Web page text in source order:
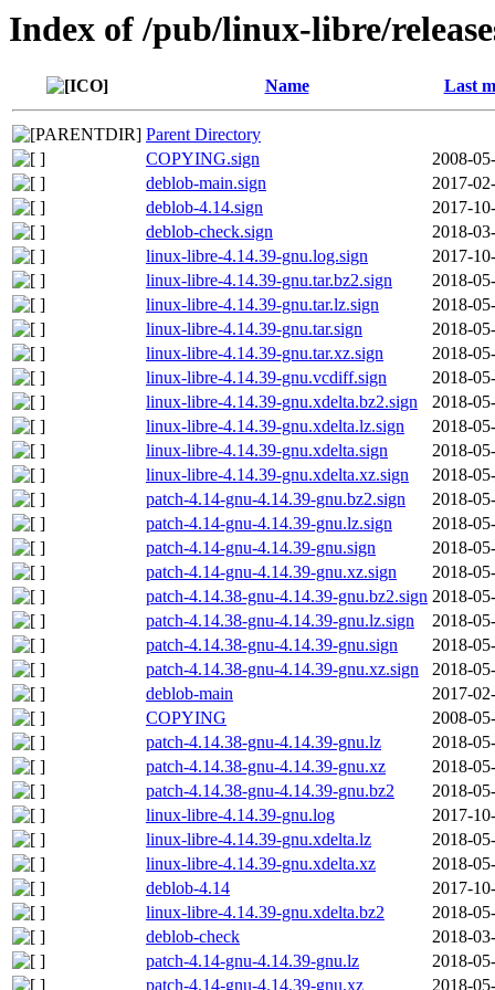
Index of /pub/linux-libre/
Name Last
Parent Directory
COPYING.sign
2008-
deblob-main.sign
2017-
deblob-4.14.sign
2017-
deblob-check.sign
2018-
linux-libre-4.14.39-gnu.log.sign
2017-
linux-libre-4.14.39-gnu.tar.bz2.sign
2018-
linux-libre-4.14.39-gnu.tar.lz.sign
2018-
linux-libre-4.14.39-gnu.tar.sign
2018-
linux-libre-4.14.39-gnu.tar.xz.sign
2018-
linux-libre-4.14.39-gnu.vcdiff.sign
2018-
linux-libre-4.14.39-gnu.xdelta.bz2.sign
2018-
linux-libre-4.14.39-gnu.xdelta.lz.sign
2018-
linux-libre-4.14.39-gnu.xdelta.sign
2018-
linux-libre-4.14.39-gnu.xdelta.xz.sign
2018-
patch-4.14-gnu-4.14.39-gnu.bz2.sign
2018-
patch-4.14-gnu-4.14.39-gnu.lz.sign
2018-
patch-4.14-gnu-4.14.39-gnu.sign
2018-
patch-4.14-gnu-4.14.39-gnu.xz.sign
2018-
patch-4.14.38-gnu-4.14.39-gnu.bz2.sign 2018-
patch-4.14.38-gnu-4.14.39-gnu.lz.sign
2018-
patch-4.14.38-gnu-4.14.39-gnu.sign
2018-
patch-4.14.38-gnu-4.14.39-gnu.xz.sign
2018-
deblob-main
2017-
COPYING
2008-
patch-4.14.38-gnu-4.14.39-gnu.lz
2018-
patch-4.14.38-gnu-4.14.39-gnu.xz
2018-
patch-4.14.38-gnu-4.14.39-gnu.bz2
2018-
linux-libre-4.14.39-gnu.log
2017-
linux-libre-4.14.39-gnu.xdelta.lz
2018-
linux-libre-4.14.39-gnu.xdelta.xz
2018-
deblob-4.14
2017-
linux-libre-4.14.39-gnu.xdelta.bz2
2018-
deblob-check
2018-
patch-4.14-gnu-4.14.39-gnu.lz
2018-
patch-4.14-gnu-4.14.39-gnu.xz
2018-